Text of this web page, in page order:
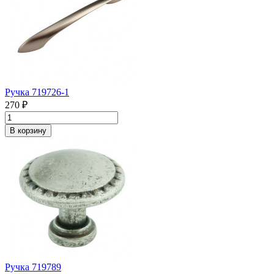
Ручка 719726-1
270 ₽
В корзину
Ручка 719789